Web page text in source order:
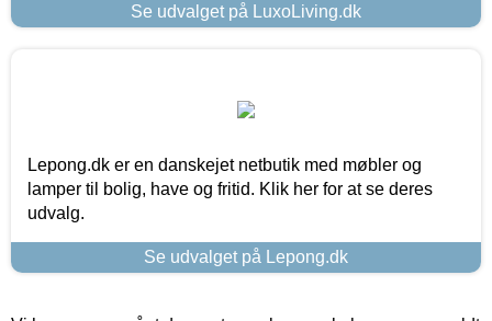
Se udvalget på LuxoLiving.dk
Lepong.dk er en danskejet netbutik med møbler og
lamper til bolig, have og fritid. Klik her for at se deres
udvalg.
Se udvalget på Lepong.dk